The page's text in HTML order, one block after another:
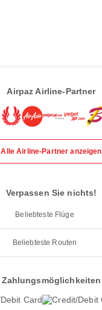
Airpaz Airline-Partner
Alle Airline-Partner anzeigen
Verpassen Sie nichts!
Beliebteste Flüge
Beliebteste Routen
Zahlungsmöglichkeiten